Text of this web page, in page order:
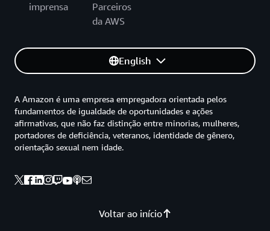
imprensa
Parceiros
da AWS
English
Voltar ao início
A Amazon é uma empresa empregadora orientada pelos
fundamentos de igualdade de oportunidades e ações
afirmativas, que não faz distinção entre minorias, mulheres,
portadores de deficiência, veteranos, identidade de gênero,
orientação sexual nem idade.